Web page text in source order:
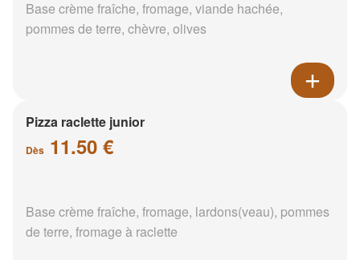
Base crème fraîche, fromage, viande hachée,
pommes de terre, chèvre, olives
Pizza raclette junior
Dès 11.50 €
Base crème fraîche, fromage, lardons(veau), pommes
de terre, fromage à raclette